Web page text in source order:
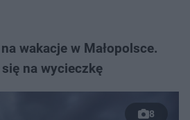
wakacje w Małopolsce.
na wycieczkę
8